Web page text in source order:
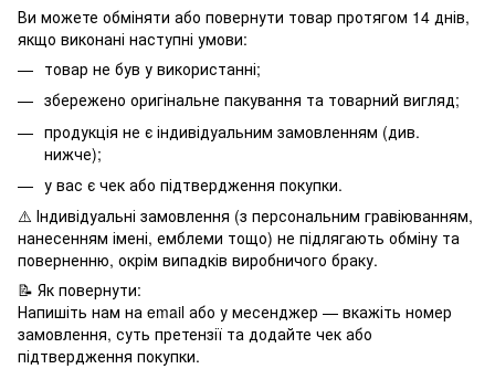
Ви можете обміняти або повернути товар протягом 14 днів,
якщо виконані наступні умови:
товар не був у використанні;
збережено оригінальне пакування та товарний вигляд;
продукція не є індивідуальним замовленням (див.
нижче);
у вас є чек або підтвердження покупки.
⚠️ Індивідуальні замовлення (з персональним гравіюванням,
нанесенням імені, емблеми тощо) не підлягають обміну та
поверненню, окрім випадків виробничого браку.
📝 Як повернути:
Напишіть нам на email або у месенджер — вкажіть номер
замовлення, суть претензії та додайте чек або
підтвердження покупки.